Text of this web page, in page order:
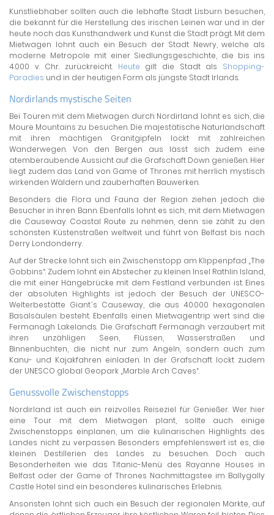
Kunstliebhaber sollten auch die lebhafte Stadt Lisburn besuchen,
die bekannt für die Herstellung des irischen Leinen war und in der
heute noch das Kunsthandwerk und Kunst die Stadt prägt. Mit dem
Mietwagen lohnt auch ein Besuch der Stadt Newry, welche als
moderne Metropole mit einer Siedlungsgeschichte, die bis ins
4.000 v. Chr. zurückreicht. Heute gilt die Stadt als Shopping-
Paradies und in der heutigen Form als jüngste Stadt Irlands.
Nordirlands mystische Seiten
Bei Touren mit dem Mietwagen durch Nordirland lohnt es sich, die
Moure Mountains zu besuchen. Die majestätische Naturlandschaft
mit ihren mächtigen Granitgipfeln lockt mit zahlreichen
Wanderwegen. Von den Bergen aus lässt sich zudem eine
atemberaubende Aussicht auf die Grafschaft Down genießen. Hier
liegt zudem das Land von Game of Thrones mit herrlich mystisch
wirkenden Wäldern und zauberhaften Bauwerken.
Besonders die Flora und Fauna der Region ziehen jedoch die
Besucher in ihren Bann. Ebenfalls lohnt es sich, mit dem Mietwagen
die Causeway Coastal Route zu nehmen, denn sie zählt zu den
schönsten Küstenstraßen weltweit und führt von Belfast bis nach
Derry Londonderry.
Auf der Strecke lohnt sich ein Zwischenstopp am Klippenpfad „The
Gobbins“. Zudem lohnt ein Abstecher zu kleinen Insel Rathlin Island,
die mit einer Hängebrücke mit dem Festland verbunden ist. Eines
der absoluten Highlights ist jedoch der Besuch der UNESCO-
Welterbestätte Giant´s Causeway, die aus 40.000 hexagonalen
Basalsäulen besteht. Ebenfalls einen Mietwagentrip wert sind die
Fermanagh Lakelands. Die Grafschaft Fermanagh verzaubert mit
ihren unzähligen Seen, Flüssen, Wasserstraßen und
Binnenbuchten, die nicht nur zum Angeln, sondern auch zum
Kanu- und Kajakfahren einladen. In der Grafschaft lockt zudem
der UNESCO global Geopark „Marble Arch Caves“.
Genussvolle Zwischenstopps
Nordirland ist auch ein reizvolles Reiseziel für Genießer. Wer hier
eine Tour mit dem Mietwagen plant, sollte auch einige
Zwischenstopps einplanen, um die kulinarischen Highlights des
Landes nicht zu verpassen. Besonders empfehlenswert ist es, die
kleinen Destillerien des Landes zu besuchen. Doch auch
Besonderheiten wie das Titanic-Menü des Rayanne Houses in
Belfast oder der Game of Thrones Nachmittagstee im Ballygally
Castle Hotel sind ein besonderes kulinarisches Erlebnis.
Ansonsten lohnt sich auch ein Besuch der regionalen Märkte, auf